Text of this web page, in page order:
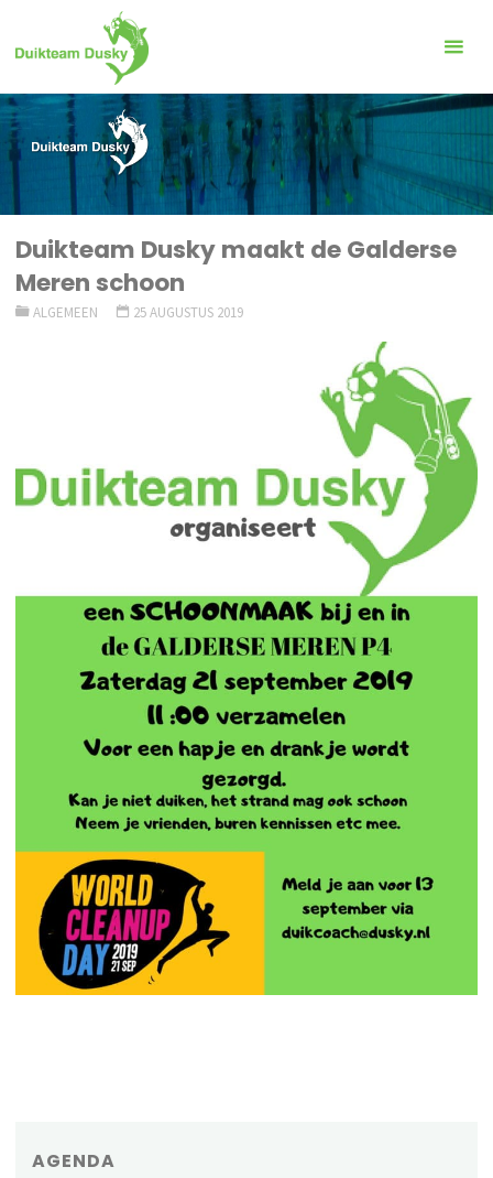
de
Duikteam Dusky maakt de Galderse
Meren schoon
ALGEMEEN 25 AUGUSTUS 2019
AGENDA